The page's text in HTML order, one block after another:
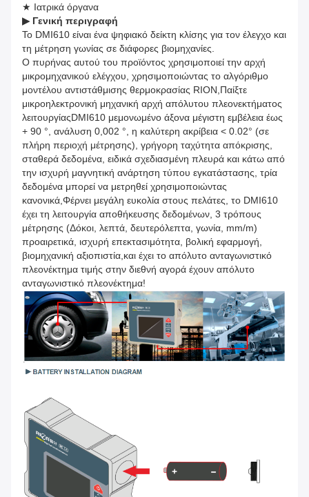
★ Ιατρικά όργανα
▶ Γενική περιγραφή
Το DMI610 είναι ένα ψηφιακό δείκτη κλίσης για τον έλεγχο και
τη μέτρηση γωνίας σε διάφορες βιομηχανίες.
Ο πυρήνας αυτού του προϊόντος χρησιμοποιεί την αρχή
μικρομηχανικού ελέγχου, χρησιμοποιώντας το αλγόριθμο
μοντέλου αντιστάθμισης θερμοκρασίας RION,Παίξτε
μικροηλεκτρονική μηχανική αρχή απόλυτου πλεονεκτήματος
λειτουργίαςDMI610 μεμονωμένο άξονα μέγιστη εμβέλεια έως
+ 90 °, ανάλυση 0,002 °, η καλύτερη ακρίβεια < 0.02° (σε
πλήρη περιοχή μέτρησης), γρήγορη ταχύτητα απόκρισης,
σταθερά δεδομένα, ειδικά σχεδιασμένη πλευρά και κάτω από
την ισχυρή μαγνητική ανάρτηση τύπου εγκατάστασης, τρία
δεδομένα μπορεί να μετρηθεί χρησιμοποιώντας
κανονικά,Φέρνει μεγάλη ευκολία στους πελάτες, το DMI610
έχει τη λειτουργία αποθήκευσης δεδομένων, 3 τρόπους
μέτρησης (Δόκοι, λεπτά, δευτερόλεπτα, γωνία, mm/m)
προαιρετικά, ισχυρή επεκτασιμότητα, βολική εφαρμογή,
βιομηχανική αξιοπιστία,και έχει το απόλυτο ανταγωνιστικό
πλεονέκτημα τιμής στην διεθνή αγορά έχουν απόλυτο
ανταγωνιστικό πλεονέκτημα!